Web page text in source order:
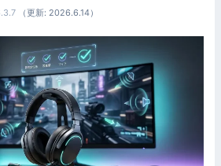
（更新: 2026.6.14）